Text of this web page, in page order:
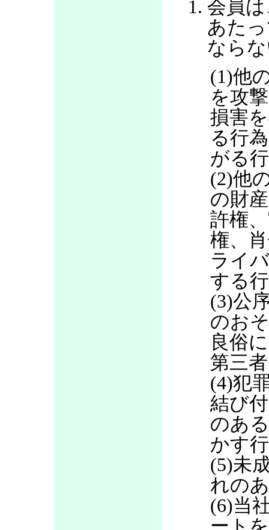
会員
あた
なら
(1)他
を攻
損害
る行
がる
(2)他
の財
許権
権、
ライ
する
(3)公
のお
良俗
第三
(4)犯
結び
のあ
かす
(5)未
れの
(6)当